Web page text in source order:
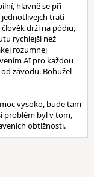
hlavně se při
jednotlivejch tratí
drží na pódiu,
rychlejší než
rozumnej
AI pro každou
závodu. Bohužel
vysoko, bude tam
problém byl v tom,
obtížnosti.